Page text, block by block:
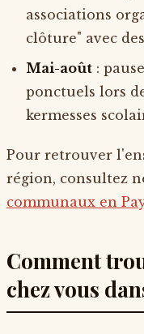
associations
clôture" avec
Mai-août :
ponctuels lors
kermesses
Pour retrouver
région, consultez
communaux en
Comment
chez vous